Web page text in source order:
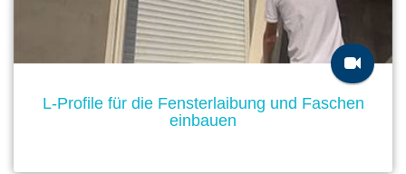
L-Profile für die Fensterlaibung und Faschen
einbauen